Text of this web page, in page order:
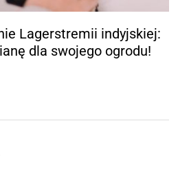
Lagerstremii indyjskiej:
dla swojego ogrodu!